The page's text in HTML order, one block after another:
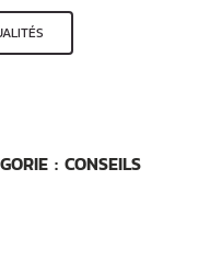
: CONSEILS